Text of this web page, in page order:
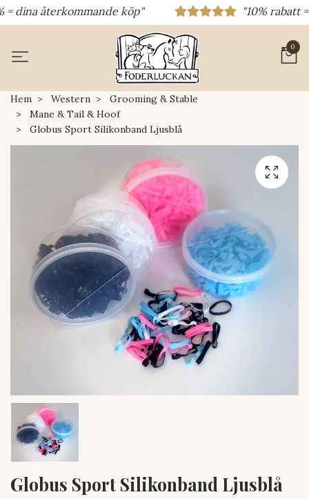
återkommande köp" "10% rabatt =
0
Hem Western
Grooming & Stable
Mane & Tail & Hoof
Globus Sport Silikonband Ljusblå
Globus Sport Silikonband Ljusblå